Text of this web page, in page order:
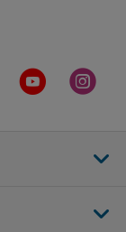
de Allianz
Twitter de
sur la page
Aller sur la
Aller